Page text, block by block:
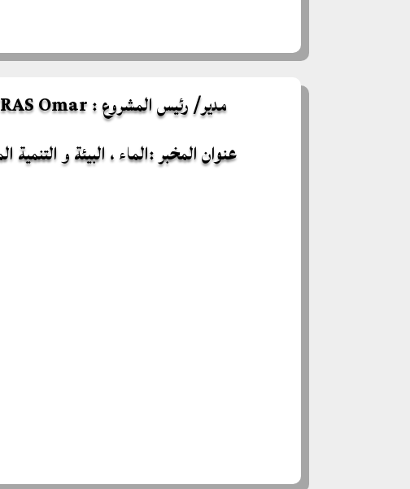
مدير/ رئيس المشروع : BOURAS Omar
عنوان المخبر :الماء ، البيئة و التنمية